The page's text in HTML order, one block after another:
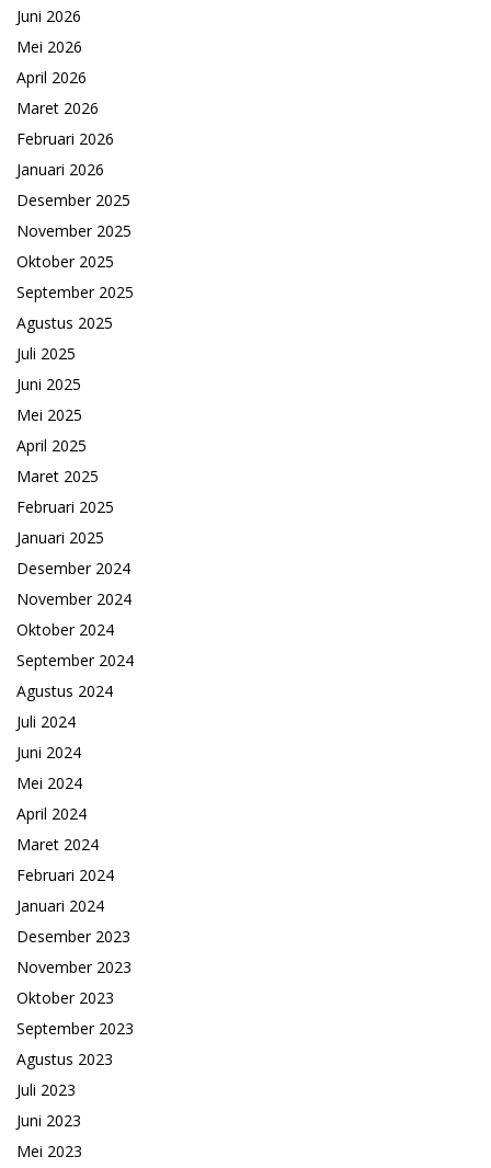
Juni 2026
Mei 2026
April 2026
Maret 2026
Februari 2026
Januari 2026
Desember 2025
November 2025
Oktober 2025
September 2025
Agustus 2025
Juli 2025
Juni 2025
Mei 2025
April 2025
Maret 2025
Februari 2025
Januari 2025
Desember 2024
November 2024
Oktober 2024
September 2024
Agustus 2024
Juli 2024
Juni 2024
Mei 2024
April 2024
Maret 2024
Februari 2024
Januari 2024
Desember 2023
November 2023
Oktober 2023
September 2023
Agustus 2023
Juli 2023
Juni 2023
Mei 2023